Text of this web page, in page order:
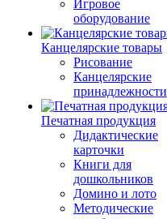
Игровое
оборудование
Канцелярские товары
Рисование
Канцелярские
принадлежности
Печатная продукция
Дидактические
карточки
Книги для
дошкольников
Домино и лото
Методические